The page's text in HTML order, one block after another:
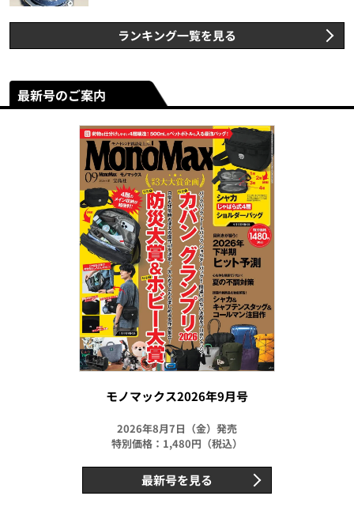
ランキング一覧を見る
最新号のご案内
モノマックス2026年9月号
2026年8月7日（金）発売
特別価格：1,480円（税込）
最新号を見る